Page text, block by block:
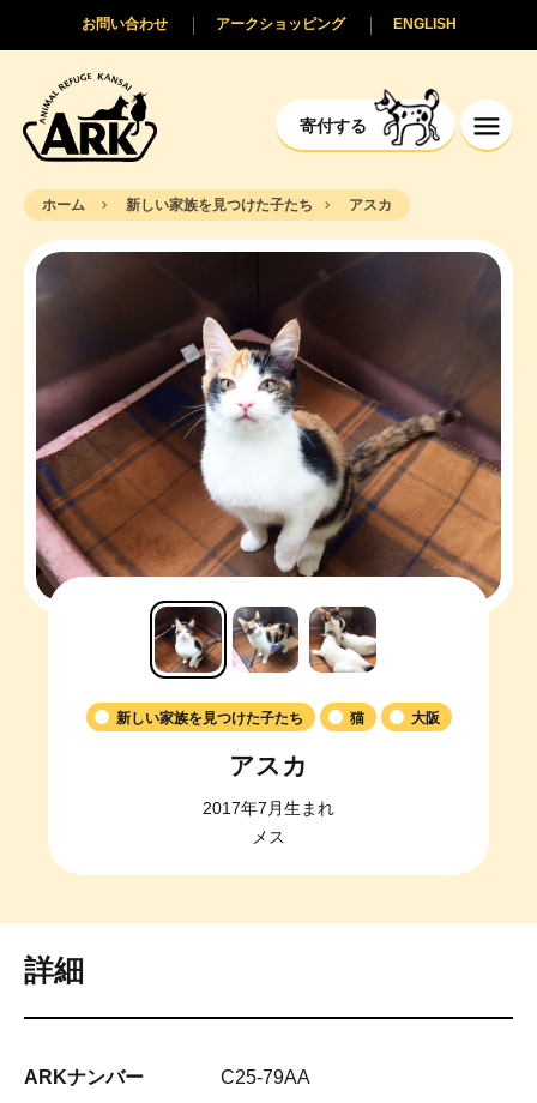
寄付する
ENGLISH
アークショッピング
お問い合わせ
ホーム 新しい家族を見つけた子たち アスカ
新しい家族を見つけた子たち 猫 大阪
アスカ
2017年7月生まれ
メス
詳細
ARKナンバー C25-79AA